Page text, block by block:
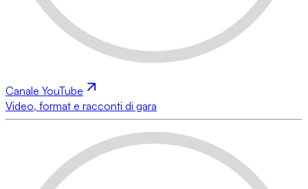
Canale YouTube
Video, format e racconti di gara